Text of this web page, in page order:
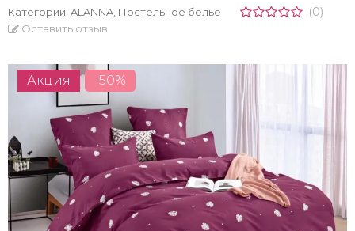
Категории: ALANNA Постельное белье (0)
Оставить отзыв
Акция -50%